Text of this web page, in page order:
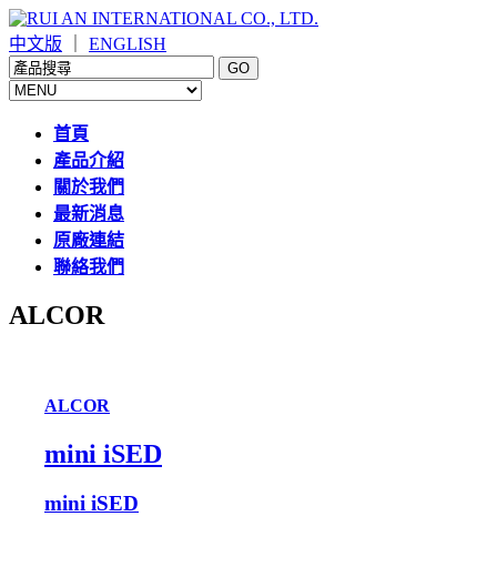
中文版 ENGLISH
首頁
產品介紹
關於我們
最新消息
原廠連結
聯絡我們
ALCOR
ALCOR
mini iSED
mini iSED